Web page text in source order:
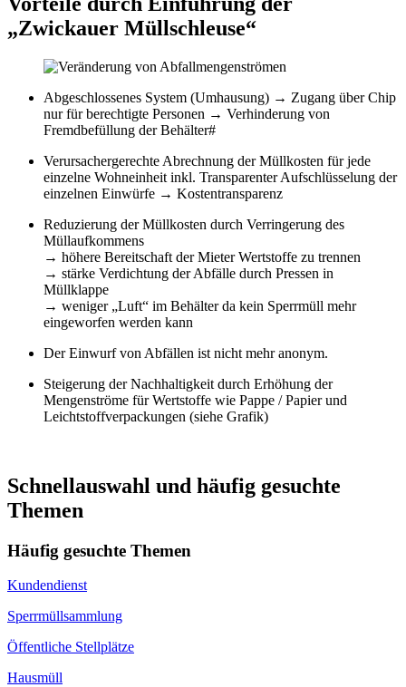
„Zwickauer Müllschleuse“
Abgeschlossenes System (Umhausung) → Zugang über Chip
nur für berechtigte Personen → Verhinderung von
Fremdbefüllung der Behälter#
Verursachergerechte Abrechnung der Müllkosten für jede
einzelne Wohneinheit inkl. Transparenter Aufschlüsselung der
einzelnen Einwürfe → Kostentransparenz
Reduzierung der Müllkosten durch Verringerung des
Müllaufkommens
→ höhere Bereitschaft der Mieter Wertstoffe zu trennen
→ stärke Verdichtung der Abfälle durch Pressen in
Müllklappe
→ weniger „Luft“ im Behälter da kein Sperrmüll mehr
eingeworfen werden kann
Der Einwurf von Abfällen ist nicht mehr anonym.
Steigerung der Nachhaltigkeit durch Erhöhung der
Mengenströme für Wertstoffe wie Pappe / Papier und
Leichtstoffverpackungen (siehe Grafik)
Schnellauswahl und häufig gesuchte
Themen
Häufig gesuchte Themen
Kundendienst
Sperrmüllsammlung
Öffentliche Stellplätze
Hausmüll